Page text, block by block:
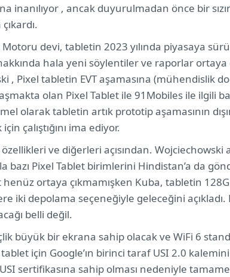
inanılıyor , ancak duyurulmadan önce bir
devi, tabletin 2023 yılında piyasaya
hala yeni söylentiler ve raporlar ortaya
, Pixel tabletin EVT aşamasına (mühendislik
olan Pixel Tablet ile 91Mobiles ile ilgili
olarak tabletin artık prototip aşamasının
çalıştığını ima ediyor.
ve diğerleri açısından. Wojciechowski
bazı Pixel Tablet birimlerini Hindistan’a da
ortaya çıkmamışken Kuba, tabletin
iki depolama seçeneğiyle geleceğini
belli değil.
büyük bir ekrana sahip olacak ve WiFi 6
için Google’ın birinci taraf USI 2.0
sertifikasına sahip olması nedeniyle